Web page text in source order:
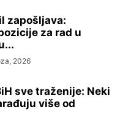
zapošljava:
za rad u
2026
sve traženije: Neki
više od